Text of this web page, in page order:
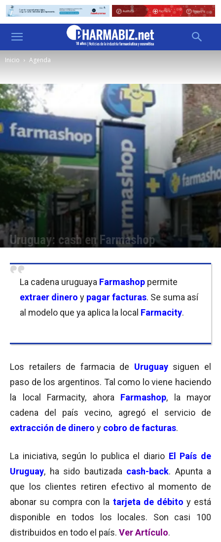
Inicio Agenda
Uruguay: cash en Farmashop
La cadena uruguaya Farmashop permite
extraer dinero y pagar facturas. Se suma así
al modelo que ya aplica la local Farmacity.
Los retailers de farmacia de Uruguay siguen el
paso de los argentinos. Tal como lo viene haciendo
la local Farmacity, ahora Farmashop, la mayor
cadena del país vecino, agregó el servicio de
extracción de dinero y cobro de facturas.
La iniciativa, según lo publica el diario El País de
Uruguay, ha sido bautizada cash-back. Apunta a
que los clientes retiren efectivo al momento de
abonar su compra con la tarjeta de débito y está
disponible en todos los locales. Son casi 100
distribuidos en todo el país. Ver Artículo.